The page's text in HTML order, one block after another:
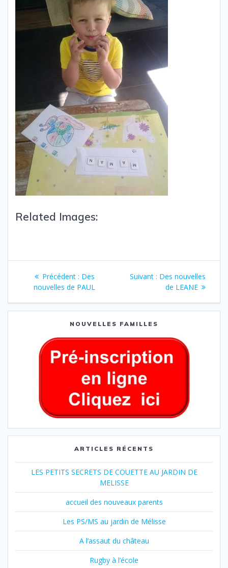
Related Images:
Précédent : Des
nouvelles de PAUL
Suivant : Des nouvelles
de LEANE
NOUVELLES FAMILLES
ARTICLES RÉCENTS
LES PETITS SECRETS DE COUETTE AU JARDIN DE
MELISSE
accueil des nouveaux parents
Les PS/MS au jardin de Mélisse
A l’assaut du château
Rugby à l’école